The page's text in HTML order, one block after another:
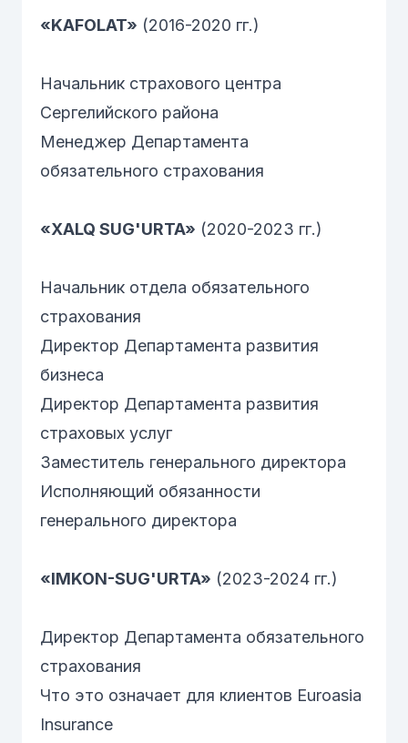
«KAFOLAT» (2016-2020 гг.)
Начальник страхового центра
Сергелийского района
Менеджер Департамента
обязательного страхования
«XALQ SUG'URTA» (2020-2023 гг.)
Начальник отдела обязательного
страхования
Директор Департамента развития
бизнеса
Директор Департамента развития
страховых услуг
Заместитель генерального директора
Исполняющий обязанности
генерального директора
«IMKON-SUG'URTA» (2023-2024 гг.)
Директор Департамента обязательного
страхования
Что это означает для клиентов Euroasia
Insurance